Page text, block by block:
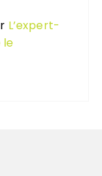
L’expert-
le